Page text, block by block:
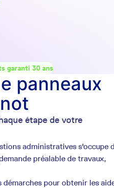
garanti 30 ans
étape de votre
administratives s'occupe
préalable de travaux,
démarches pour obtenir les
panneaux